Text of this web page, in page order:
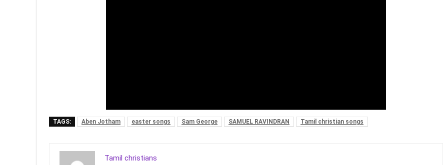
TAGS: Aben Jotham easter songs Sam George SAMUEL RAVINDRAN Tamil christian songs
Tamil christians